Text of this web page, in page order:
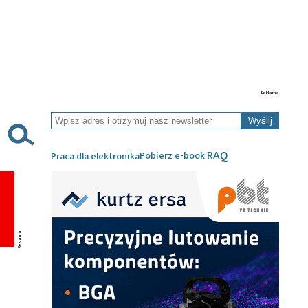
Wyślij
Praca dla elektronikaPobierz e-bookRAQ